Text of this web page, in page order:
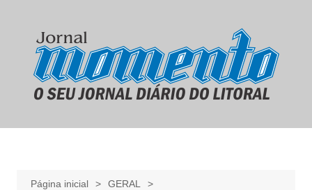
conteúdo
Página inicial
GERAL